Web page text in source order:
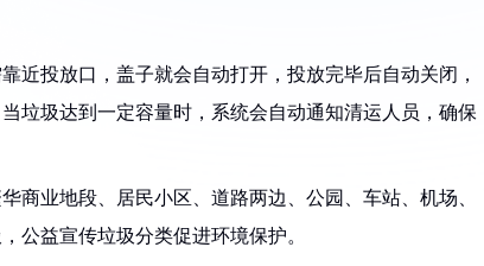
近投放口，盖子就会自动打开，投放完毕后自动关闭，
垃圾达到一定容量时，系统会自动通知清运人员，确保
商业地段、居民小区、道路两边、公园、车站、机场、
公益宣传垃圾分类促进环境保护。